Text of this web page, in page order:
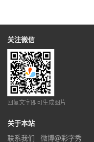
关注微信
回复文字即可生成图片
关于本站
联系我们
微博@彩字秀